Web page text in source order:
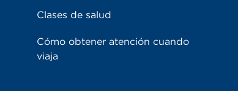
Clases de salud
Cómo obtener atención cuando
viaja